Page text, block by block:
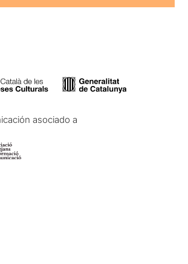
asociado a